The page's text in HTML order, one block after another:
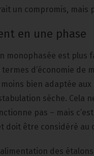
un compromis, mais
en une phase
monophasée est plus
d’économie de
bien adaptée aux
sèche. Cela
pas – mais
doit être considéré au
des